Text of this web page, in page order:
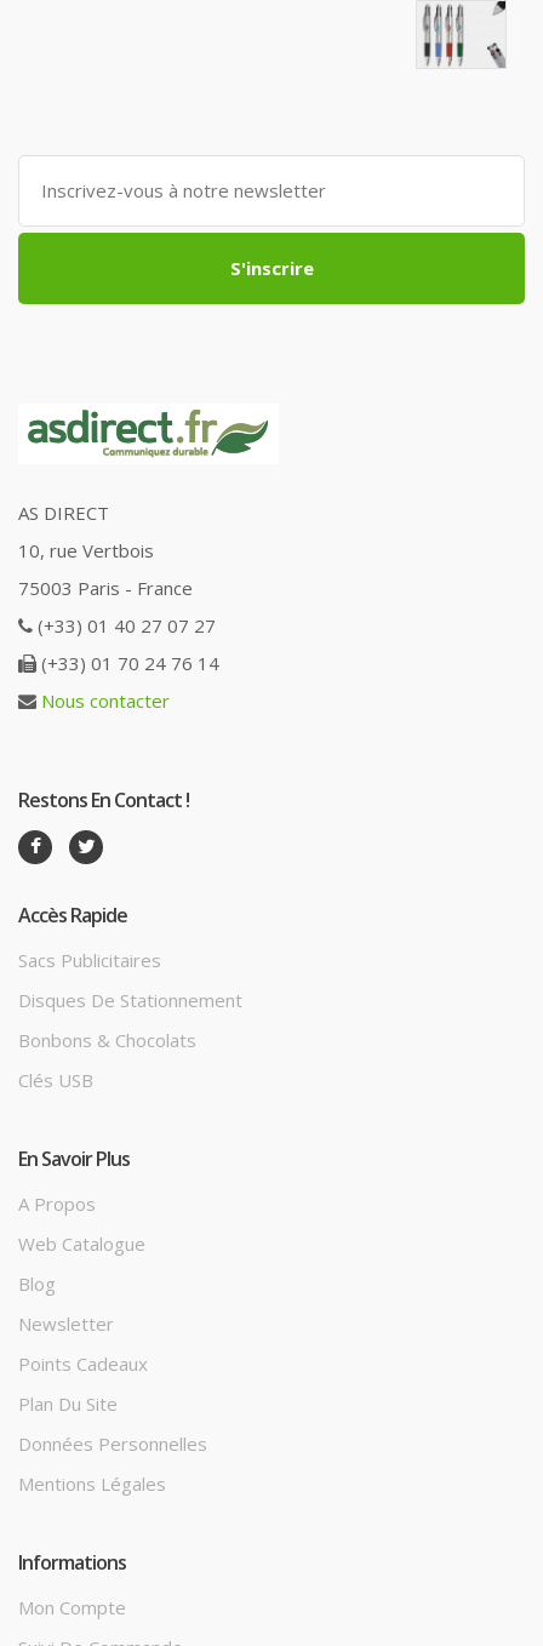
S'inscrire
AS DIRECT
10, rue Vertbois
75003 Paris - France
(+33) 01 40 27 07 27
(+33) 01 70 24 76 14
Nous contacter
Restons En Contact !
Accès Rapide
Sacs Publicitaires
Disques De Stationnement
Bonbons & Chocolats
Clés USB
En Savoir Plus
A Propos
Web Catalogue
Blog
Newsletter
Points Cadeaux
Plan Du Site
Données Personnelles
Mentions Légales
Informations
Mon Compte